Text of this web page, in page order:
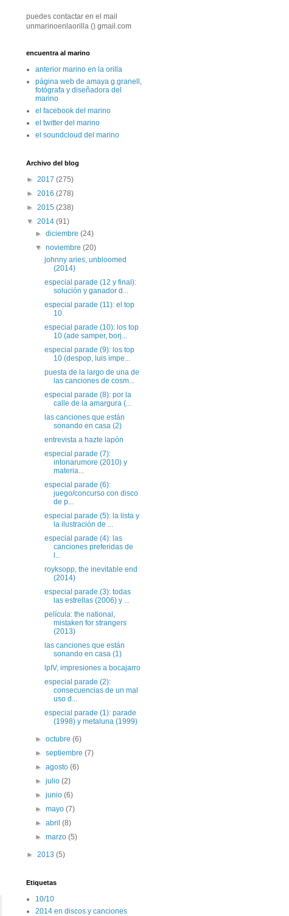
puedes contactar en el mail
unmarinoenlaorilla () gmail.com
encuentra al marino
anterior marino en la orilla
página web de amaya g.granell,
fotógrafa y diseñadora del
marino
el facebook del marino
el twitter del marino
el soundcloud del marino
Archivo del blog
► 2017 (275)
► 2016 (278)
► 2015 (238)
▼ 2014 (91)
►diciembre(24)
▼noviembre(20)
johnny aries, unbloomed
(2014)
especial parade (12 y final):
solución y ganador d...
especial parade (11): el top
10
especial parade (10): los top
10 (ade samper, borj...
especial parade (9): los top
10 (despop, luis impe...
puesta de la largo de una de
las canciones de cosm...
especial parade (8): por la
calle de la amargura (...
las canciones que están
sonando en casa (2)
entrevista a hazte lapón
especial parade (7):
intonarumore (2010) y
materia...
especial parade (6):
juego/concurso con disco
de p...
especial parade (5): la lista y
la ilustración de ...
especial parade (4): las
canciones preferidas de
l...
royksopp, the inevitable end
(2014)
especial parade (3): todas
las estrellas (2006) y ...
película: the national,
mistaken for strangers
(2013)
las canciones que están
sonando en casa (1)
lpIV, impresiones a bocajarro
especial parade (2):
consecuencias de un mal
uso d...
especial parade (1): parade
(1998) y metaluna (1999)
►octubre(6)
►septiembre(7)
►agosto(6)
►julio(2)
►junio(6)
►mayo(7)
►abril(8)
►marzo(5)
► 2013 (5)
Etiquetas
10/10
2014 en discos y canciones